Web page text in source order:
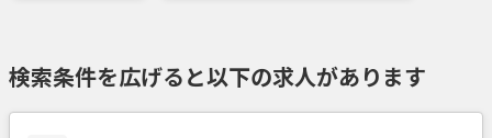
検索条件を広げると以下の求人があります